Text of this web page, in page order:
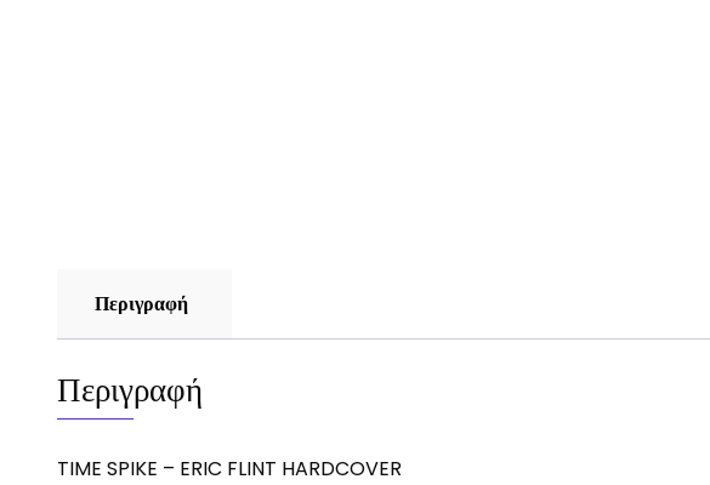
Περιγραφή
Περιγραφή
TIME SPIKE – ERIC FLINT HARDCOVER